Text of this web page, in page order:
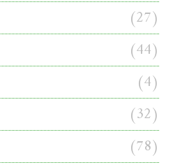
(27)
(44)
(4)
(32)
(78)